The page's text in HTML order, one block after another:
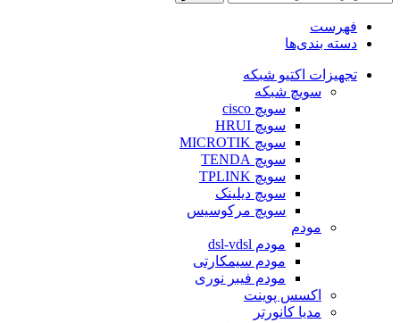
فهرست
دسته بندی‌ها
تجهیزات اکتیو شبکه
سویچ شبکه
سویچ cisco
سویچ HRUI
سویچ MICROTIK
سویچ TENDA
سویچ TPLINK
سویچ دیلینک
سویچ مرکوسیس
مودم
مودم dsl-vdsl
مودم سیمکارتی
مودم فیبر نوری
اکسس پوینت
مدیا کانورتر